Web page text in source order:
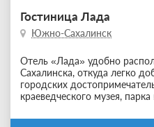
Гостиница Лада
Южно-Сахалинск
Отель «Лада» удобно
Сахалинска, откуда легко
городских
краеведческого музея,